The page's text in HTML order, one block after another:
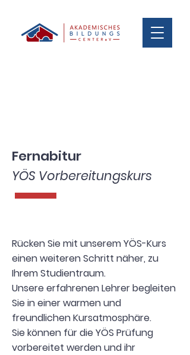
Fernabitur
YÖS Vorbereitungskurs
Rücken Sie mit unserem YÖS-Kurs
einen weiteren Schritt näher, zu
Ihrem Studientraum.
Unsere erfahrenen Lehrer begleiten
Sie in einer warmen und
freundlichen Kursatmosphäre.
Sie können für die YÖS Prüfung
vorbereitet werden und ihr